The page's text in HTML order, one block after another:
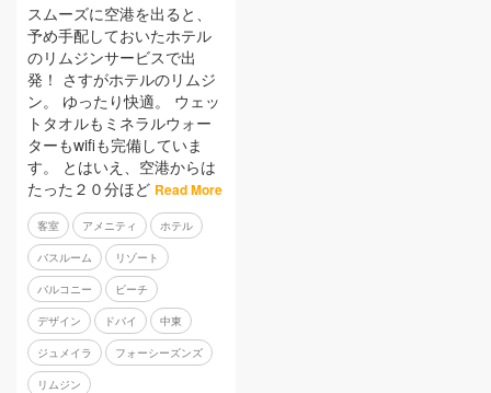
スムーズに空港を出ると、
予め手配しておいたホテル
のリムジンサービスで出
発！ さすがホテルのリムジ
ン。 ゆったり快適。 ウェッ
トタオルもミネラルウォー
ターもwifiも完備していま
す。 とはいえ、空港からは
たった２０分ほど Read More
客室 アメニティ ホテル
バスルーム リゾート
バルコニー ビーチ
デザイン ドバイ 中東
ジュメイラ フォーシーズンズ
リムジン